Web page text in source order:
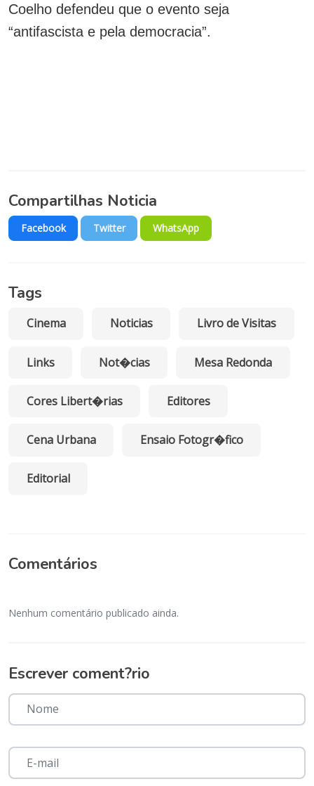
Coelho defendeu que o evento seja
“antifascista e pela democracia”.
Compartilhas Noticia
Facebook Twitter WhatsApp
Tags
Cinema Noticias Livro de Visitas
Links Not�cias Mesa Redonda
Cores Libert�rias Editores
Cena Urbana Ensaio Fotogr�fico
Editorial
Comentários
Nenhum comentário publicado ainda.
Escrever coment?rio